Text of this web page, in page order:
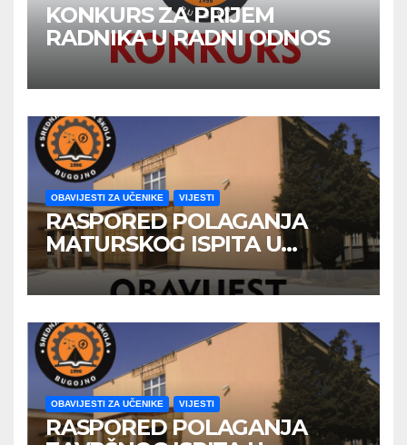
KONKURS ZA PRIJEM
RADNIKA U RADNI ODNOS
OBAVIJESTI ZA UČENIKE VIJESTI
RASPORED POLAGANJA
MATURSKOG ISPITA U
JUNSKOM ISPITNOM ROKU
OBAVIJESTI ZA UČENIKE VIJESTI
RASPORED POLAGANJA